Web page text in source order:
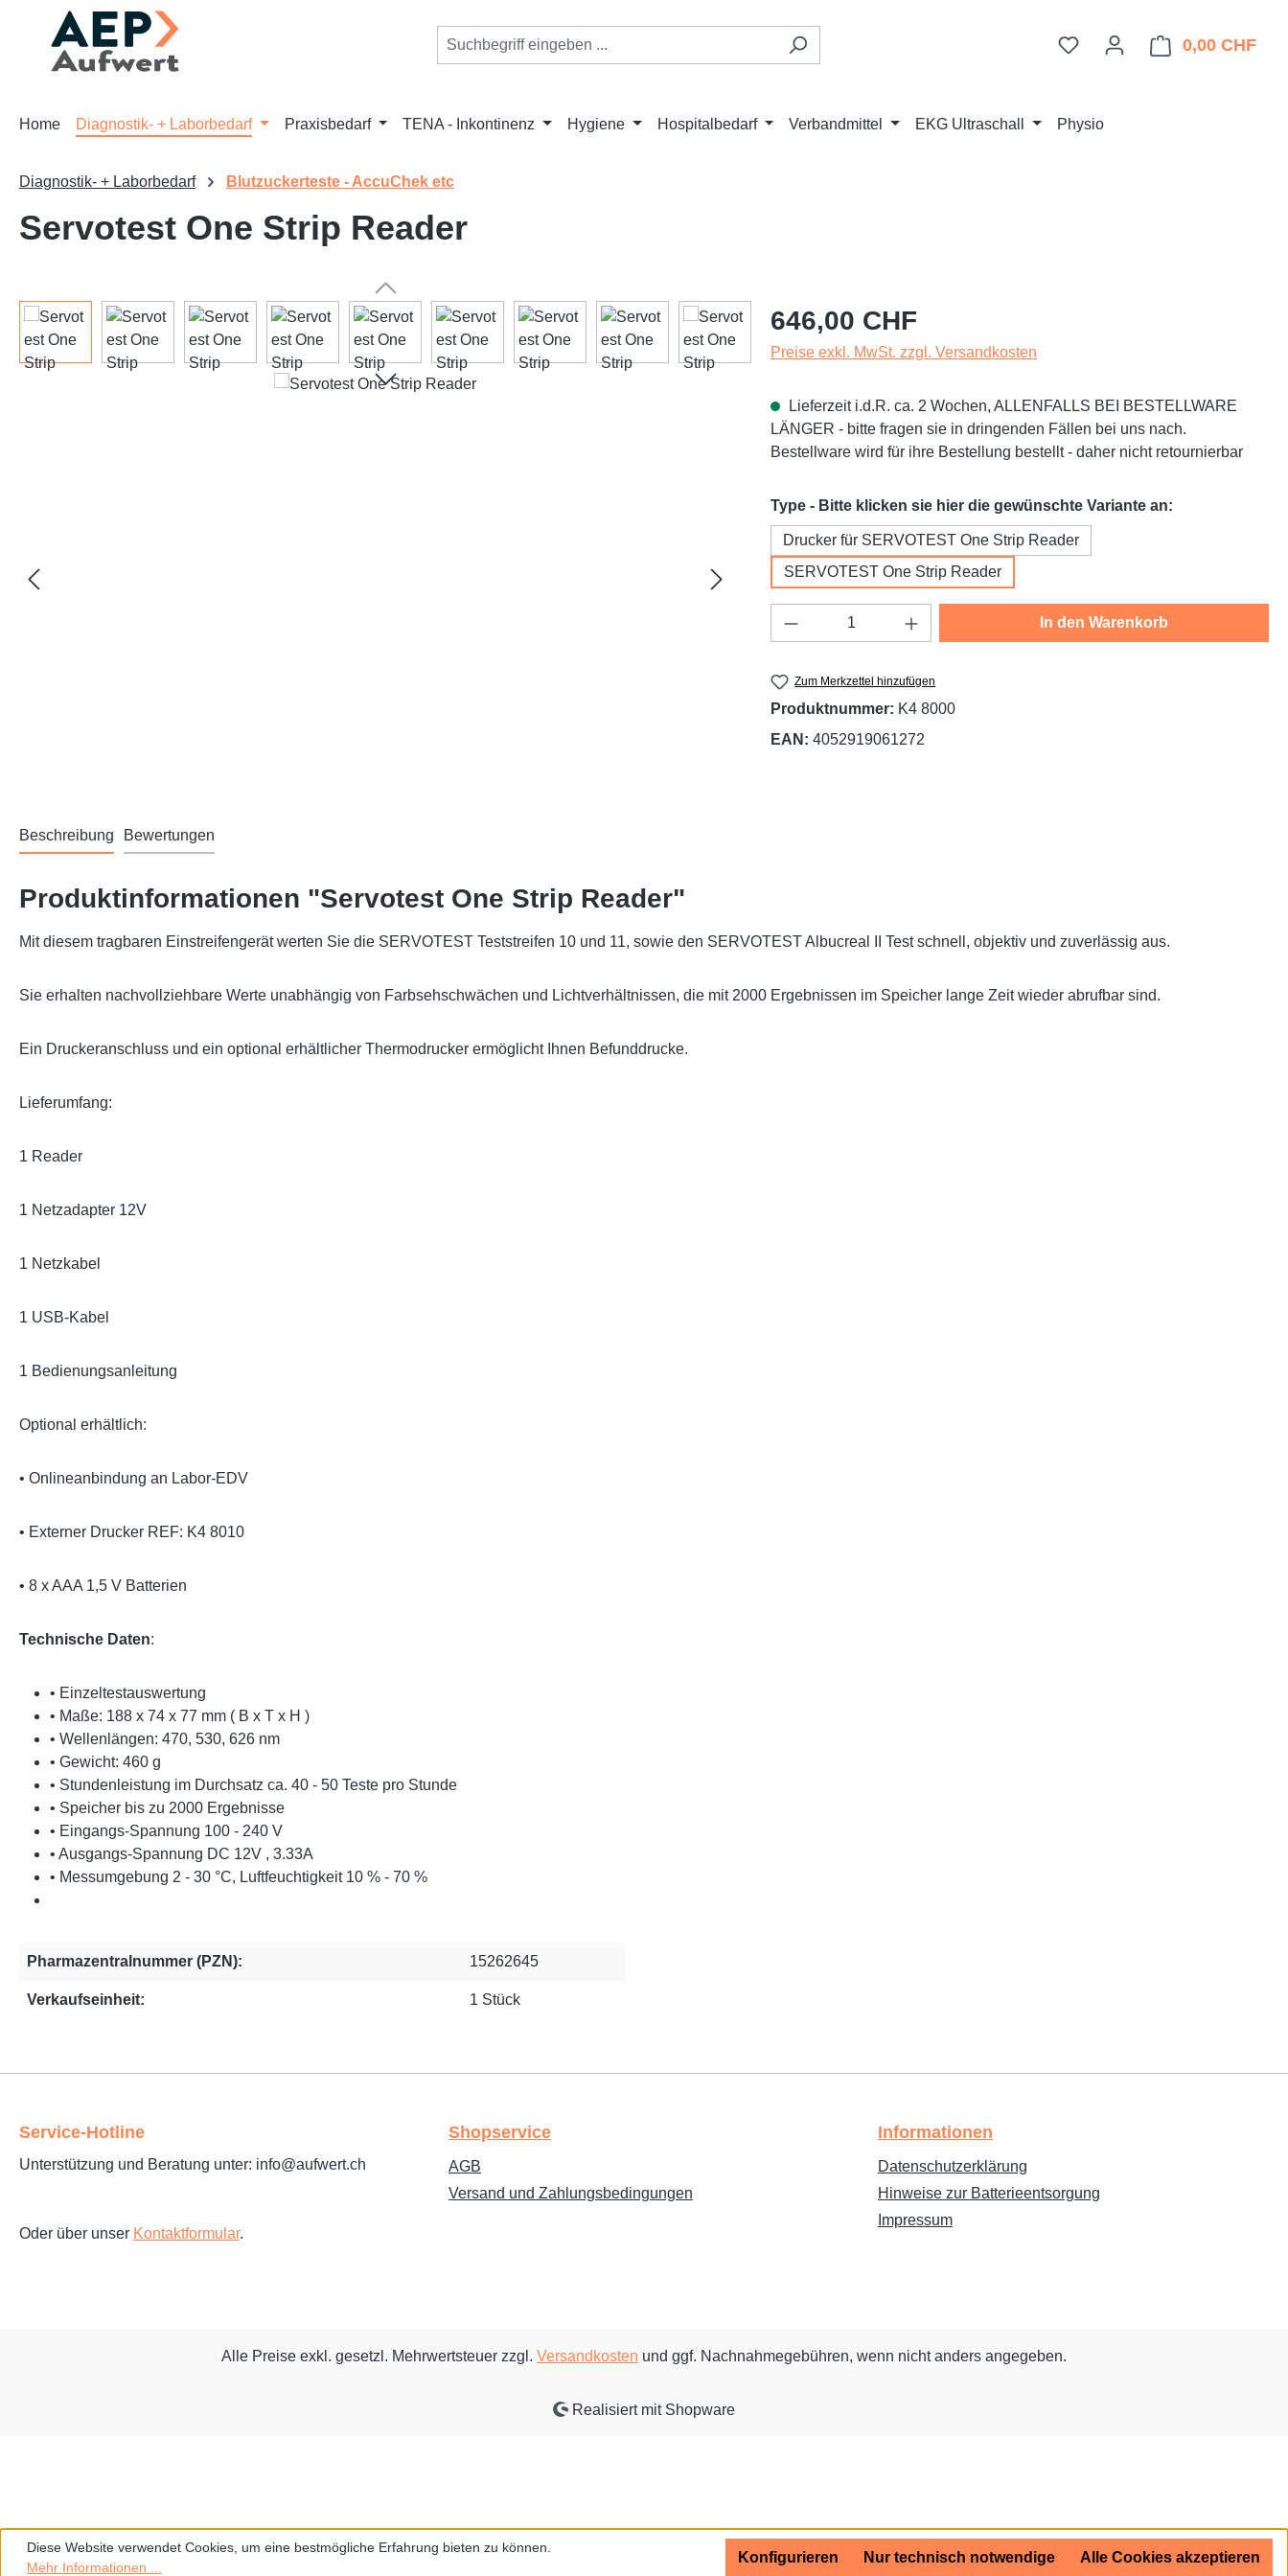
Hauptinhalt springen
Zur Suche springen
Zur Hauptnavigation springen
Du hast 0 Produkte auf dem
0,00 CHF
Home Diagnostik- + Laborbedarf Praxisbedarf TENA - Inkontinenz Hygiene Hospitalbedarf Verbandmittel EKG Ultraschall Physio
Diagnostik- + Laborbedarf Blutzuckerteste - AccuChek etc
Servotest One Strip Reader
Bildergalerie überspringen Regulärer Preis:
646,00 CHF
Preise exkl. MwSt. zzgl. Versandkosten
Lieferzeit i.d.R. ca. 2 Wochen, ALLENFALLS BEI BESTELLWARE
LÄNGER - bitte fragen sie in dringenden Fällen bei uns nach.
Bestellware wird für ihre Bestellung bestellt - daher nicht retournierbar
Type - Bitte klicken sie hier die gewünschte Variante an:
Drucker für SERVOTEST One Strip Reader
SERVOTEST One Strip Reader
Produkt Anzahl: Gib den gewünschten Wert ein
In den Warenkorb
Zum Merkzettel hinzufügen
Produktnummer: K4 8000
EAN: 4052919061272
Beschreibung Bewertungen
Produktinformationen "Servotest One Strip Reader"
Mit diesem tragbaren Einstreifengerät werten Sie die SERVOTEST Teststreifen 10 und 11, sowie den SERVOTEST Albucreal II Test schnell, objektiv und zuverlässig aus.
Sie erhalten nachvollziehbare Werte unabhängig von Farbsehschwächen und Lichtverhältnissen, die mit 2000 Ergebnissen im Speicher lange Zeit wieder abrufbar sind.
Ein Druckeranschluss und ein optional erhältlicher Thermodrucker ermöglicht Ihnen Befunddrucke.
Lieferumfang:
1 Reader
1 Netzadapter 12V
1 Netzkabel
1 USB-Kabel
1 Bedienungsanleitung
Optional erhältlich:
• Onlineanbindung an Labor-EDV
• Externer Drucker REF: K4 8010
• 8 x AAA 1,5 V Batterien
Technische Daten:
• Einzeltestauswertung
• Maße: 188 x 74 x 77 mm ( B x T x H )
• Wellenlängen: 470, 530, 626 nm
• Gewicht: 460 g
• Stundenleistung im Durchsatz ca. 40 - 50 Teste pro Stunde
• Speicher bis zu 2000 Ergebnisse
• Eingangs-Spannung 100 - 240 V
• Ausgangs-Spannung DC 12V , 3.33A
• Messumgebung 2 - 30 °C, Luftfeuchtigkeit 10 % - 70 %
Pharmazentralnummer (PZN): 15262645
Verkaufseinheit: 1 Stück
Service-Hotline
Unterstützung und Beratung unter: info@aufwert.ch
Oder über unser Kontaktformular.
Shopservice
AGB
Versand und Zahlungsbedingungen
Informationen
Datenschutzerklärung
Hinweise zur Batterieentsorgung
Impressum
Alle Preise exkl. gesetzl. Mehrwertsteuer zzgl. Versandkosten und ggf. Nachnahmegebühren, wenn nicht anders angegeben.
Realisiert mit Shopware
Diese Website verwendet Cookies, um eine bestmögliche Erfahrung bieten zu können.
Mehr Informationen ...
Nur technisch notwendige
Konfigurieren Alle Cookies akzeptieren